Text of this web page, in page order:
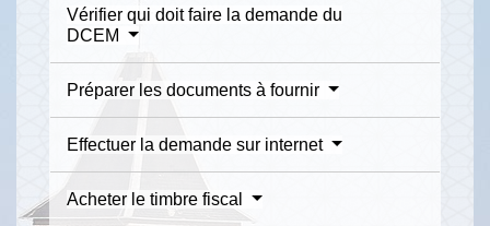
Vérifier qui doit faire la demande du
DCEM
Préparer les documents à fournir
Effectuer la demande sur internet
Acheter le timbre fiscal